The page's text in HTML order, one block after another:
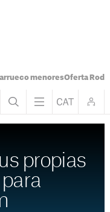
menoresOferta
propias